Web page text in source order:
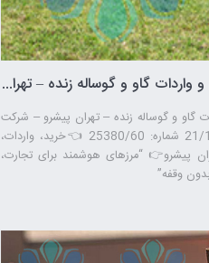
ضوابط ثبت سفارش و واردات گاو و گوساله زنده – تهران پیشرو – شرکت ترخیص کالا
گاو و گوساله زنده – تهران پیشرو – شرکت
ترخیص کالا تاریخ: 21/1/1397 شماره: 25380/60 👈خرید، واردات،
پیشرو👉 “مرزهای هوشمند برای تجارت،
وقفه”